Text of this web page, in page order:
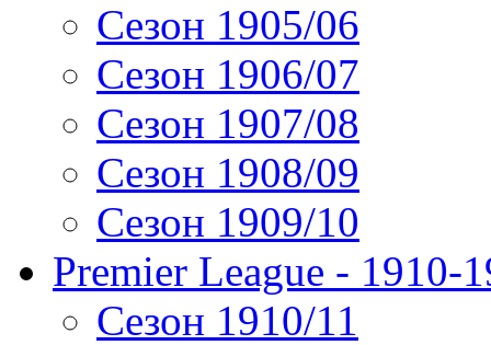
Сезон 1905/06
Сезон 1906/07
Сезон 1907/08
Сезон 1908/09
Сезон 1909/10
Premier League - 1910-
Сезон 1910/11